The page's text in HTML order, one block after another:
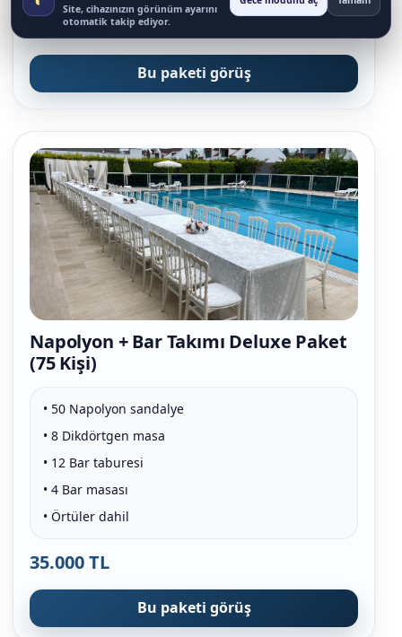
20.000 TL
Bu paketi görüş
Napolyon + Bar Takımı Deluxe Paket
(75 Kişi)
• 50 Napolyon sandalye
• 8 Dikdörtgen masa
• 12 Bar taburesi
• 4 Bar masası
• Örtüler dahil
35.000 TL
Bu paketi görüş
Site, cihazınızın görünüm ayarını
otomatik takip ediyor.